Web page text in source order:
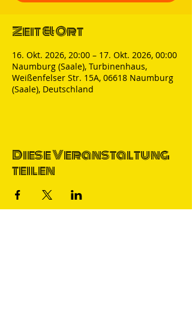
Zeit & Ort
16. Okt. 2026, 20:00 – 17. Okt. 2026, 00:00
Naumburg (Saale), Turbinenhaus,
Weißenfelser Str. 15A, 06618 Naumburg
(Saale), Deutschland
Diese Veranstaltung
teilen